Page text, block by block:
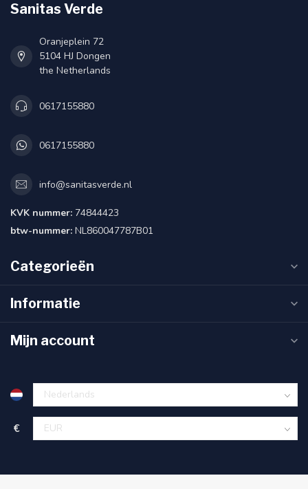
Sanitas Verde
Oranjeplein 72
5104 HJ Dongen
the Netherlands
0617155880
0617155880
info@sanitasverde.nl
KVK nummer: 74844423
btw-nummer: NL860047787B01
Categorieën
Informatie
Mijn account
€